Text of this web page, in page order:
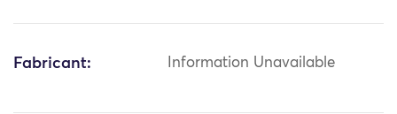
Fabricant: Information Unavailable